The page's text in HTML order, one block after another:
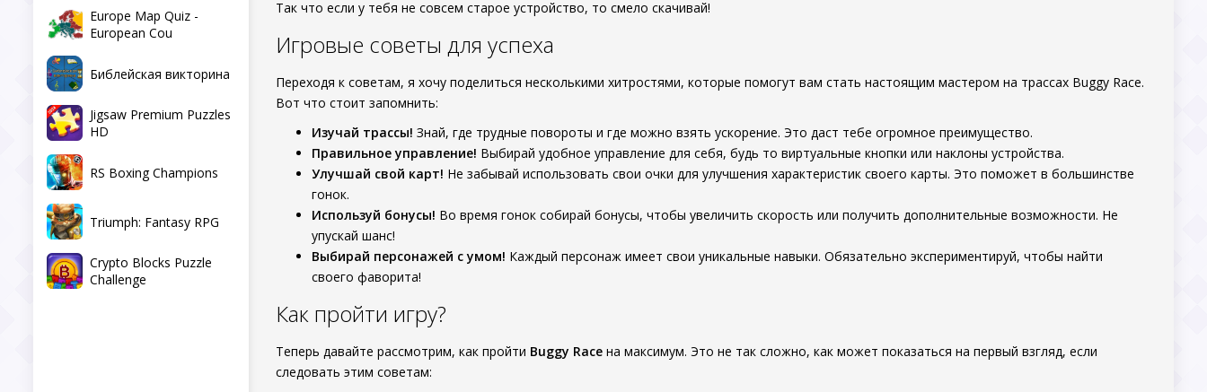
Europe Map Quiz -
European Cou
Библейская викторина
Jigsaw Premium Puzzles
HD
RS Boxing Champions
Triumph: Fantasy RPG
Crypto Blocks Puzzle
Challenge
Так что если у тебя не совсем старое устройство, то смело скачивай!
Игровые советы для успеха
Переходя к советам, я хочу поделиться несколькими хитростями, которые помогут вам стать настоящим мастером на трассах Buggy Race.
Вот что стоит запомнить:
Изучай трассы! Знай, где трудные повороты и где можно взять ускорение. Это даст тебе огромное преимущество.
Правильное управление! Выбирай удобное управление для себя, будь то виртуальные кнопки или наклоны устройства.
Улучшай свой карт! Не забывай использовать свои очки для улучшения характеристик своего карты. Это поможет в большинстве
гонок.
Используй бонусы! Во время гонок собирай бонусы, чтобы увеличить скорость или получить дополнительные возможности. Не
упускай шанс!
Выбирай персонажей с умом! Каждый персонаж имеет свои уникальные навыки. Обязательно экспериментируй, чтобы найти
своего фаворита!
Как пройти игру?
Теперь давайте рассмотрим, как пройти Buggy Race на максимум. Это не так сложно, как может показаться на первый взгляд, если
следовать этим советам: